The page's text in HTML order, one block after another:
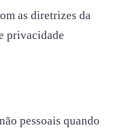
as diretrizes da
privacidade
pessoais quando